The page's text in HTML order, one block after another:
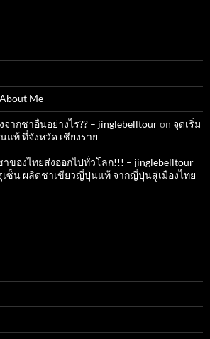
About Me
ากชาอื่นอย่างไร?? – jinglebelltouron จุดเริ่ม
ท้ ที่จังหวัด เชียงราย
ของไทยส่งออกไปทั่วโลก!!! – jinglebelltour
เซ็น ผลิตชาเขียวญี่ปุ่นแท้ จากญี่ปุ่นสู่เมืองไทย